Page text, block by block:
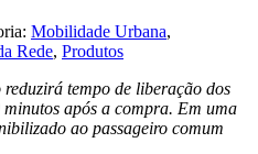
Mobilidade Urbana,
Rede, Produtos
tempo de liberação dos
após a compra. Em uma
ao passageiro comum